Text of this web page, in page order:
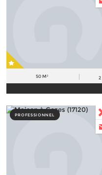
50 M² 2
PROFESSIONNEL